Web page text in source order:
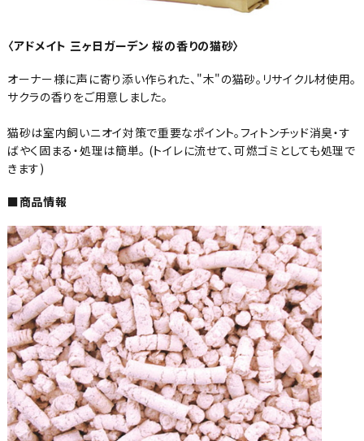
〈アドメイト 三ヶ日ガーデン 桜の香りの猫砂〉
オーナー様に声に寄り添い作られた、"木"の猫砂。リサイクル材使用。
サクラの香りをご用意しました。
猫砂は室内飼いニオイ対策で重要なポイント。フィトンチッド消臭・す
ばやく固まる・処理は簡単。 (トイレに流せて、可燃ゴミとしても処理で
きます)
■商品情報